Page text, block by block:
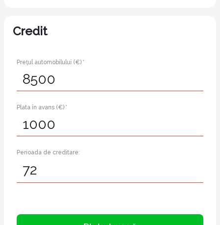
Credit
Prețul automobilului (€) *
Plata în avans (€) *
Perioada de creditare: